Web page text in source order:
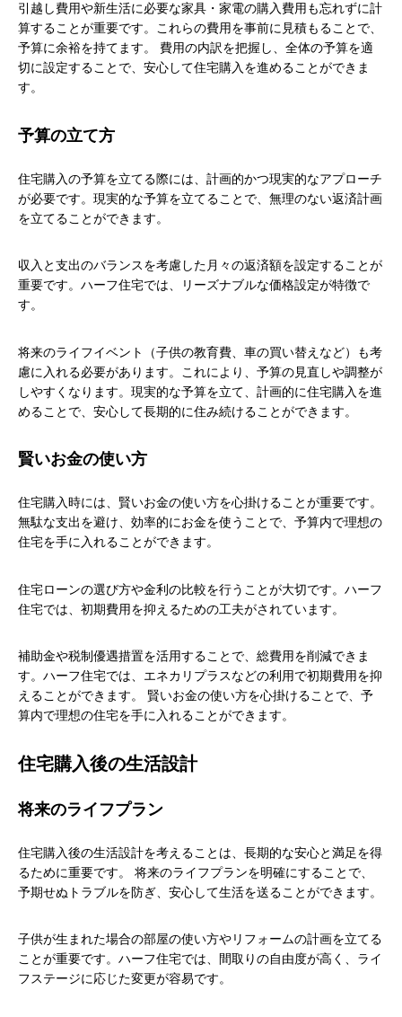
引越し費用や新生活に必要な家具・家電の購入費用も忘れずに計
算することが重要です。これらの費用を事前に見積もることで、
予算に余裕を持てます。 費用の内訳を把握し、全体の予算を適
切に設定することで、安心して住宅購入を進めることができま
す。
予算の立て方
住宅購入の予算を立てる際には、計画的かつ現実的なアプローチ
が必要です。現実的な予算を立てることで、無理のない返済計画
を立てることができます。
収入と支出のバランスを考慮した月々の返済額を設定することが
重要です。ハーフ住宅では、リーズナブルな価格設定が特徴で
す。
将来のライフイベント（子供の教育費、車の買い替えなど）も考
慮に入れる必要があります。これにより、予算の見直しや調整が
しやすくなります。現実的な予算を立て、計画的に住宅購入を進
めることで、安心して長期的に住み続けることができます。
賢いお金の使い方
住宅購入時には、賢いお金の使い方を心掛けることが重要です。
無駄な支出を避け、効率的にお金を使うことで、予算内で理想の
住宅を手に入れることができます。
住宅ローンの選び方や金利の比較を行うことが大切です。ハーフ
住宅では、初期費用を抑えるための工夫がされています。
補助金や税制優遇措置を活用することで、総費用を削減できま
す。ハーフ住宅では、エネカリプラスなどの利用で初期費用を抑
えることができます。 賢いお金の使い方を心掛けることで、予
算内で理想の住宅を手に入れることができます。
住宅購入後の生活設計
将来のライフプラン
住宅購入後の生活設計を考えることは、長期的な安心と満足を得
るために重要です。 将来のライフプランを明確にすることで、
予期せぬトラブルを防ぎ、安心して生活を送ることができます。
子供が生まれた場合の部屋の使い方やリフォームの計画を立てる
ことが重要です。ハーフ住宅では、間取りの自由度が高く、ライ
フステージに応じた変更が容易です。